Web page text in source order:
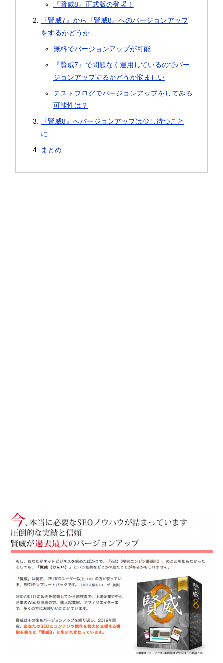
『賢威8』正式版の登場！
『賢威7』から『賢威8』へのバージョンアップ
をするかどうか…
無料でバージョンアップが可能
『賢威7』で問題なく運用しているのでバー
ジョンアップするかどうか悩ましい
テストブログでバージョンアップをしてみる
可能性は？
『賢威8』へバージョンアップは少し待つこと
に…
まとめ